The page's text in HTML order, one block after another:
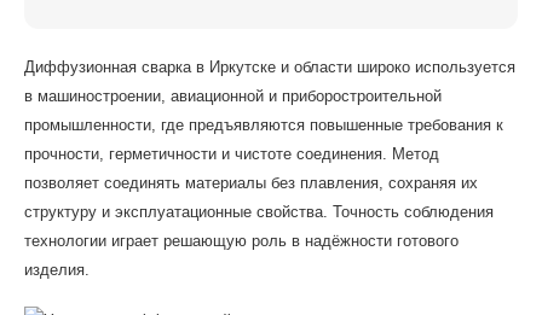
Диффузионная сварка в Иркутске и области широко используется
в машиностроении, авиационной и приборостроительной
промышленности, где предъявляются повышенные требования к
прочности, герметичности и чистоте соединения. Метод
позволяет соединять материалы без плавления, сохраняя их
структуру и эксплуатационные свойства. Точность соблюдения
технологии играет решающую роль в надёжности готового
изделия.